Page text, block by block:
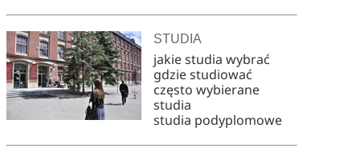
STUDIA
jakie studia wybrać
gdzie studiować
często wybierane
studia
studia podyplomowe